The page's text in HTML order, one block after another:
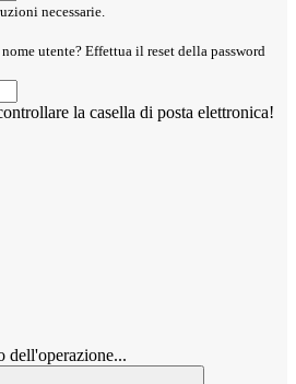
necessarie.
utente? Effettua il reset della password
la casella di posta elettronica!
dell'operazione...